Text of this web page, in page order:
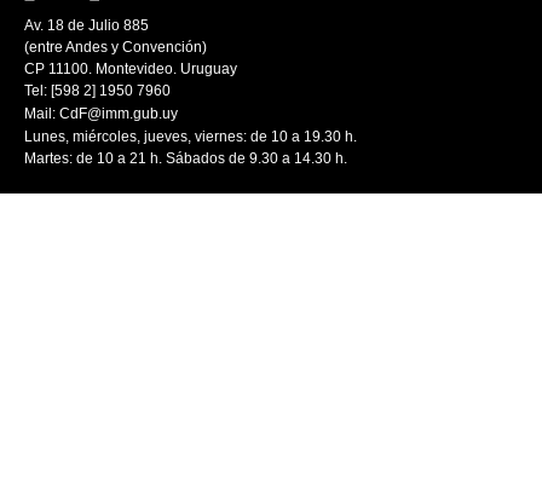
Av. 18 de Julio 885
(entre Andes y Convención)
CP 11100. Montevideo. Uruguay
Tel: [598 2] 1950 7960
Mail: CdF@imm.gub.uy
Lunes, miércoles, jueves, viernes: de 10 a 19.30 h.
Martes: de 10 a 21 h. Sábados de 9.30 a 14.30 h.